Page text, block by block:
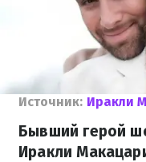
Источник: Иракли
Бывший герой
Иракли